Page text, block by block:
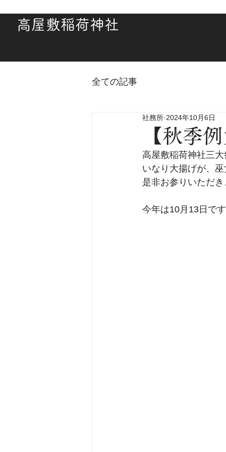
高屋敷稲荷神社
全ての記事
【秋季
社務所 2024年10月6日
高屋敷稲荷神社三
いなり大揚げが、
是非お参りいただ
今年は10月13日で